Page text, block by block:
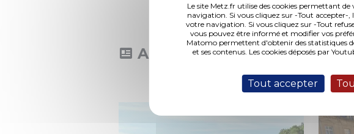
Le site Metz.fr utilise des cookies permettant
navigation. Si vous cliquez sur -Tout accepter-,
votre navigation. Si vous cliquez sur -Tout
vous pouvez être informé et modifier vos
Matomo permettent d'obtenir des statistiques
et ses contenus. Les cookies déposés par
Tout accepter
Actualités Toute l'actualité